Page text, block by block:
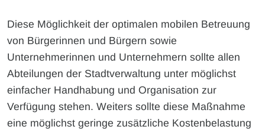
Diese Möglichkeit der optimalen mobilen Betreuung
von Bürgerinnen und Bürgern sowie
Unternehmerinnen und Unternehmern sollte allen
Abteilungen der Stadtverwaltung unter möglichst
einfacher Handhabung und Organisation zur
Verfügung stehen. Weiters sollte diese Maßnahme
eine möglichst geringe zusätzliche Kostenbelastung